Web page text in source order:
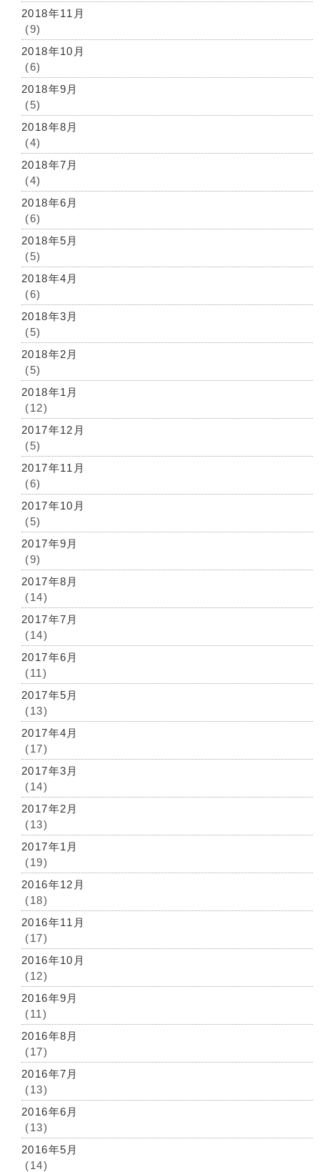
2018年11月
(9)
2018年10月
(6)
2018年9月
(5)
2018年8月
(4)
2018年7月
(4)
2018年6月
(6)
2018年5月
(5)
2018年4月
(6)
2018年3月
(5)
2018年2月
(5)
2018年1月
(12)
2017年12月
(5)
2017年11月
(6)
2017年10月
(5)
2017年9月
(9)
2017年8月
(14)
2017年7月
(14)
2017年6月
(11)
2017年5月
(13)
2017年4月
(17)
2017年3月
(14)
2017年2月
(13)
2017年1月
(19)
2016年12月
(18)
2016年11月
(17)
2016年10月
(12)
2016年9月
(11)
2016年8月
(17)
2016年7月
(13)
2016年6月
(13)
2016年5月
(14)